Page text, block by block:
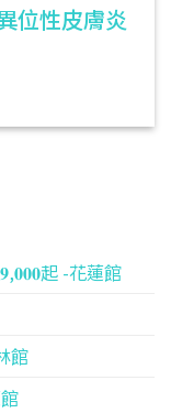
位性皮膚炎
起 -花蓮館
館